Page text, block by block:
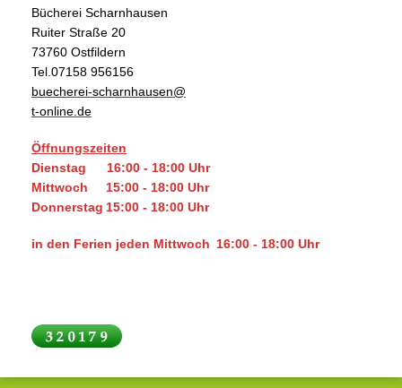
Bücherei Scharnhausen
Ruiter Straße 20
73760 Ostfildern
Tel.07158 956156
buecherei-scharnhausen@
t-online.de
Öffnungszeiten
Dienstag
16:00 - 18:00 Uhr
Mittwoch 15:00 - 18:00 Uhr
Donnerstag 15:00 - 18:00 Uhr
in den Ferien jeden Mittwoch 16:00 - 18:00 Uhr